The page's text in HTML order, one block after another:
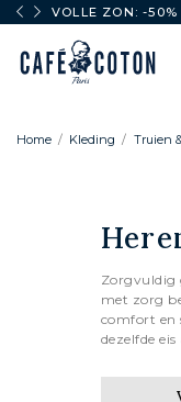
VOLLE ZON: -
Home Kleding Truien
Zorgvuldig
met zorg
comfort en
dezelfde